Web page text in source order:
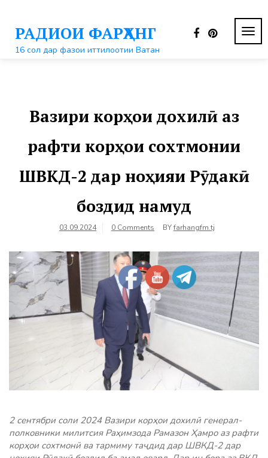
контентуРАДИОИ ФАРҲАНГ
16 сол дар фазои иттилоотии Ватан
Вазири корҳои дохилӣ аз
рафти корҳои сохтмонии
ШВКД-2 дар ноҳияи Рӯдакӣ
боздид намуд
03.09.2024 0 Comments BYfarhangfm.tj
2 сентябри соли 2024 Вазири корҳои дохилӣ генерал-
полковники милитсия Раҳимзода Рамазон Ҳамро аз рафти
корҳои сохтмонӣ ва тармиму таҷдид дар ШВКД-2 дар